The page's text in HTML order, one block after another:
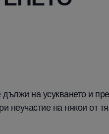
на усукването и
неучастие на някои от